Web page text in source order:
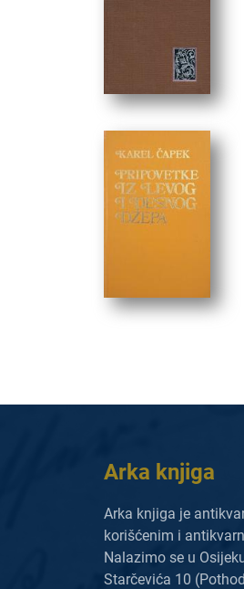
Arka knjiga
Arka knjiga je
korišćenim i
Nalazimo se u
Starčevića 10